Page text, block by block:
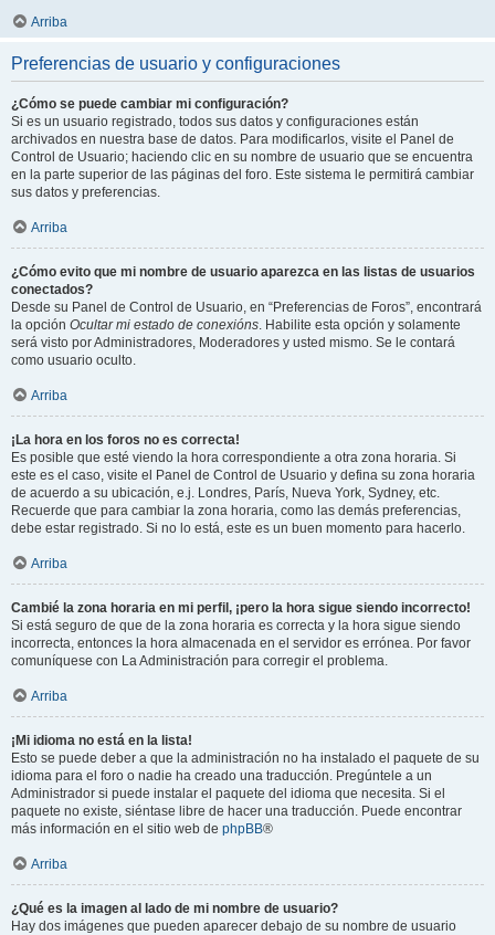
Arriba
Preferencias de usuario y configuraciones
¿Cómo se puede cambiar mi configuración?
Si es un usuario registrado, todos sus datos y configuraciones están
archivados en nuestra base de datos. Para modificarlos, visite el Panel de
Control de Usuario; haciendo clic en su nombre de usuario que se encuentra
en la parte superior de las páginas del foro. Este sistema le permitirá cambiar
sus datos y preferencias.
Arriba
¿Cómo evito que mi nombre de usuario aparezca en las listas de usuarios
conectados?
Desde su Panel de Control de Usuario, en “Preferencias de Foros”, encontrará
la opción Ocultar mi estado de conexións. Habilite esta opción y solamente
será visto por Administradores, Moderadores y usted mismo. Se le contará
como usuario oculto.
Arriba
¡La hora en los foros no es correcta!
Es posible que esté viendo la hora correspondiente a otra zona horaria. Si
este es el caso, visite el Panel de Control de Usuario y defina su zona horaria
de acuerdo a su ubicación, e.j. Londres, París, Nueva York, Sydney, etc.
Recuerde que para cambiar la zona horaria, como las demás preferencias,
debe estar registrado. Si no lo está, este es un buen momento para hacerlo.
Arriba
Cambié la zona horaria en mi perfil, ¡pero la hora sigue siendo incorrecto!
Si está seguro de que de la zona horaria es correcta y la hora sigue siendo
incorrecta, entonces la hora almacenada en el servidor es errónea. Por favor
comuníquese con La Administración para corregir el problema.
Arriba
¡Mi idioma no está en la lista!
Esto se puede deber a que la administración no ha instalado el paquete de su
idioma para el foro o nadie ha creado una traducción. Pregúntele a un
Administrador si puede instalar el paquete del idioma que necesita. Si el
paquete no existe, siéntase libre de hacer una traducción. Puede encontrar
más información en el sitio web de phpBB®
Arriba
¿Qué es la imagen al lado de mi nombre de usuario?
Hay dos imágenes que pueden aparecer debajo de su nombre de usuario